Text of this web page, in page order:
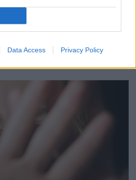
Data Access Privacy Policy
A FELÚJÍTÁST
kvíz, ingyenes kerékpár- és e-
augusztus 8-án.
Szólj hozzá!